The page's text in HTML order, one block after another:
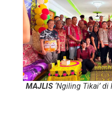
MAJLIS‘Ngiling Tikai’